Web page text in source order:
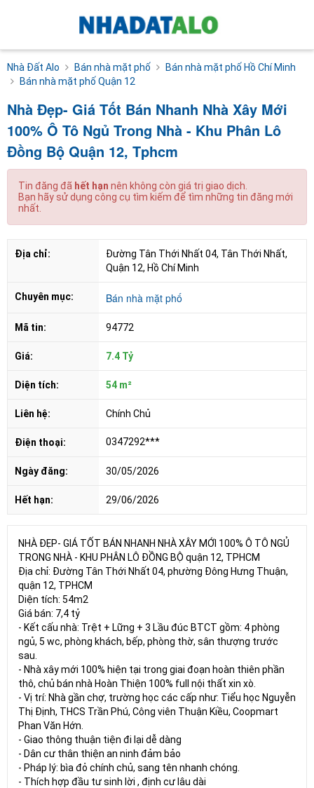
Nhà Đất Alo Bán nhà mặt phố
Bán nhà mặt phố Hồ Chí Minh
Bán nhà mặt phố Quận 12
Nhà Đẹp- Giá Tốt Bán Nhanh Nhà Xây Mới
100% Ô Tô Ngủ Trong Nhà - Khu Phân Lô
Đồng Bộ Quận 12, Tphcm
Tin đăng đã hết hạn nên không còn giá trị giao dịch.
Bạn hãy sử dụng công cụ tìm kiếm để tìm những tin đăng mới
nhất.
Địa chỉ:
Đường Tân Thới Nhất 04, Tân Thới Nhất,
Quận 12, Hồ Chí Minh
Chuyên mục: Bán nhà mặt phố
Mã tin: 94772
Giá: 7.4 Tỷ
Diện tích: 54 m²
Liên hệ: Chính Chủ
Điện thoại: 0347292***
Ngày đăng: 30/05/2026
Hết hạn: 29/06/2026
NHÀ ĐẸP- GIÁ TỐT BÁN NHANH NHÀ XÂY MỚI 100% Ô TÔ NGỦ
TRONG NHÀ - KHU PHÂN LÔ ĐỒNG BỘ quận 12, TPHCM
Địa chỉ: Đường Tân Thới Nhất 04, phường Đông Hưng Thuận,
quận 12, TPHCM
Diện tích: 54m2
Giá bán: 7,4 tỷ
- Kết cấu nhà: Trệt + Lững + 3 Lầu đúc BTCT gồm: 4 phòng
ngủ, 5 wc, phòng khách, bếp, phòng thờ, sân thượng trước
sau.
- Nhà xây mới 100% hiện tại trong giai đoạn hoàn thiên phần
thô, chủ bán nhà Hoàn Thiện 100% full nội thất xin xò.
- Vị trí: Nhà gần chợ, trường học các cấp như: Tiểu học Nguyễn
Thị Định, THCS Trần Phú, Công viên Thuận Kiều, Coopmart
Phan Văn Hớn.
- Giao thông thuận tiện đi lại dễ dàng
- Dân cư thân thiện an ninh đảm bảo
- Pháp lý: bìa đỏ chính chủ, sang tên nhanh chóng.
- Thích hợp đầu tư sinh lời , định cư lâu dài